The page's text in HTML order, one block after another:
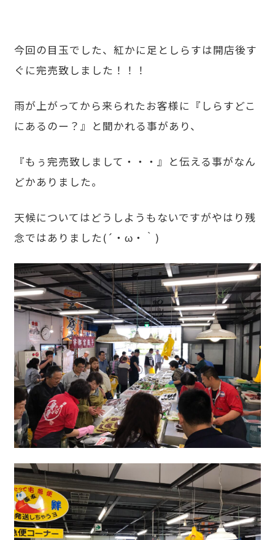
今回の目玉でした、紅かに足としらすは開店後す
ぐに完売致しました！！！
雨が上がってから来られたお客様に『しらすどこ
にあるのー？』と聞かれる事があり、
『もぅ完売致しまして・・・』と伝える事がなん
どかありました。
天候についてはどうしようもないですがやはり残
念ではありました(´・ω・｀)